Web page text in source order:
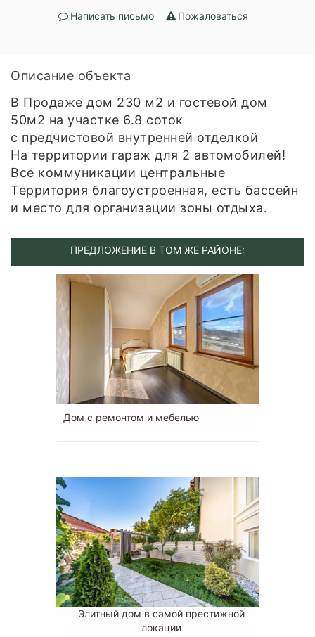
Написать письмо Пожаловаться
Описание объекта
В Продаже дом 230 м2 и гостевой дом
50м2 на участке 6.8 соток
с предчистовой внутренней отделкой
На территории гараж для 2 автомобилей!
Все коммуникации центральные
Территория благоустроенная, есть бассейн
и место для организации зоны отдыха.
ПРЕДЛОЖЕНИЕ В ТОМ ЖЕ РАЙОНЕ:
Дом с ремонтом и мебелью
Элитный дом в самой престижной
локации